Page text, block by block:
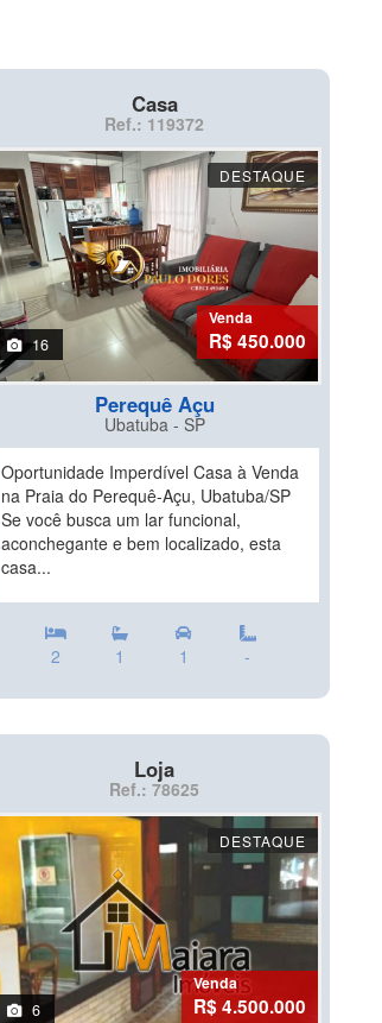
Casa
Ref.: 119372
DESTAQUE
16
Venda
R$ 450.000
Perequê Açu
Ubatuba - SP
Oportunidade Imperdível Casa à Venda
na Praia do Perequê-Açu, Ubatuba/SP
Se você busca um lar funcional,
aconchegante e bem localizado, esta
casa...
2 1 1 -
Loja
Ref.: 78625
DESTAQUE
6
Venda
R$ 4.500.000